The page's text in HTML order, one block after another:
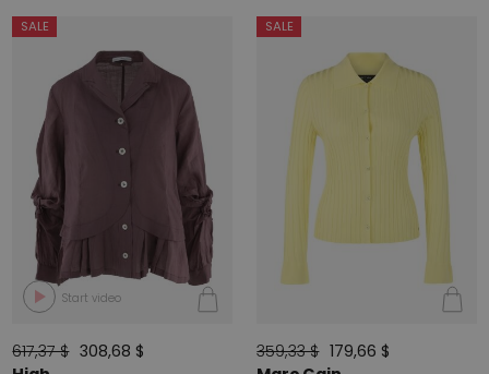
SALE
Start video
617,37 $ 308,68 $
SALE
359,33 $ 179,66 $